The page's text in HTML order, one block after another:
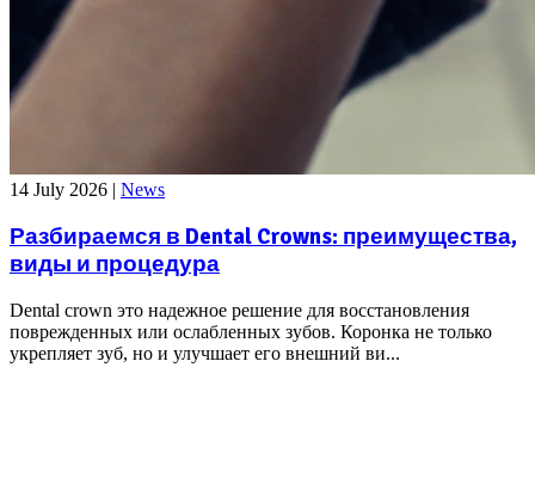
14 July 2026 | News
Разбираемся в Dental Crowns: преимущества,
виды и процедура
Dental crown это надежное решение для восстановления
поврежденных или ослабленных зубов. Коронка не только
укрепляет зуб, но и улучшает его внешний ви...